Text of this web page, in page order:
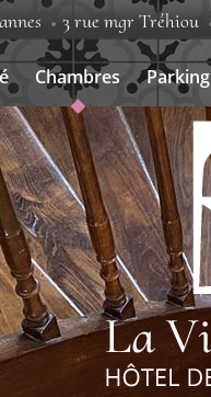
3 rue mgr Tréhiou
Chambres Parking